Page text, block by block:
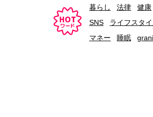
暮らし 法律 健康
SNS
ライフスタ
マネー
睡眠